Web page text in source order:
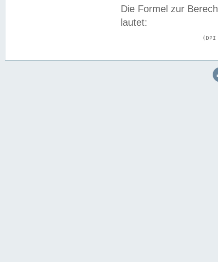
Die Formel zur
lautet: